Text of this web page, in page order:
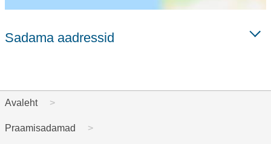
Sadama aadressid
Avaleht
Praamisadamad